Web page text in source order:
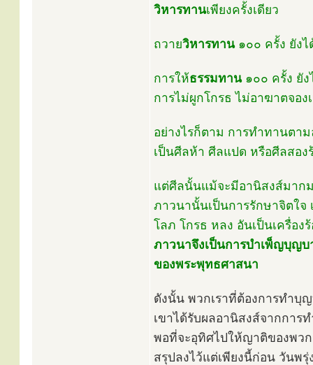
วิหารทานเพียงครั้งเดียว
ถวายวิหารทาน๑๐๐ ครั้ง ยัง
การให้ธรรมทาน๑๐๐ ครั้ง ยัง
การไม่ผูกโกรธ ไม่อาฆาตจอ
อย่างไรก็ตาม การทำทานต
เป็นศีลห้า ศีลแปด หรือศีลสอง
แต่ศีลนั้นแม้จะมีอานิสงส์มาก
ภาวนานั้นเป็นการรักษาจิตใจ
โลภ โกรธ หลง อันเป็นเครื่อ
ภาวนาจึงเป็นการบำเพ็ญบุญ
ของพระพุทธศาสนา
ดังนั้น พวกเราที่ต้องการทำบุ
เขาได้รับผลอานิสงส์จากการ
พอที่จะอุทิศไปให้ญาติของพวก
สรุปลงไว้แต่เพียงนี้ก่อน วันพ